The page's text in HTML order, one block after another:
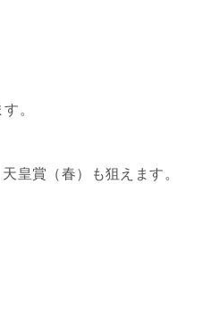
。
皇賞（春）も狙えます。